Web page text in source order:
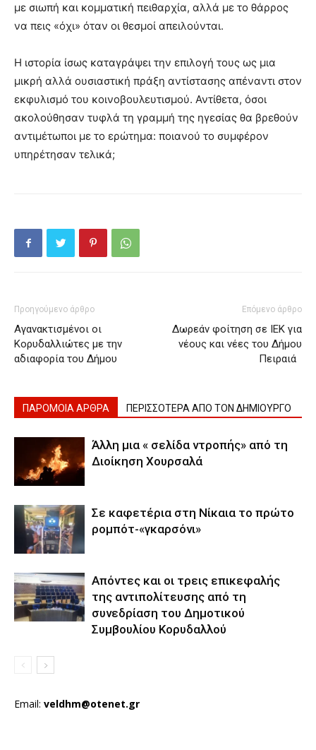
με σιωπή και κομματική πειθαρχία, αλλά με το θάρρος
να πεις «όχι» όταν οι θεσμοί απειλούνται.
Η ιστορία ίσως καταγράψει την επιλογή τους ως μια
μικρή αλλά ουσιαστική πράξη αντίστασης απέναντι στον
εκφυλισμό του κοινοβουλευτισμού. Αντίθετα, όσοι
ακολούθησαν τυφλά τη γραμμή της ηγεσίας θα βρεθούν
αντιμέτωποι με το ερώτημα: ποιανού το συμφέρον
υπηρέτησαν τελικά;
Προηγούμενο άρθρο
Αγανακτισμένοι οι
Κορυδαλλιώτες με την
αδιαφορία του Δήμου
Επόμενο άρθρο
Δωρεάν φοίτηση σε ΙΕΚ για
νέους και νέες του Δήμου
Πειραιά
ΠΑΡΟΜΟΙΑ ΑΡΘΡΑ ΠΕΡΙΣΣΟΤΕΡΑ ΑΠΟ ΤΟΝ ΔΗΜΙΟΥΡΓΟ
Άλλη μια « σελίδα ντροπής» από τη
Διοίκηση Χουρσαλά
Σε καφετέρια στη Νίκαια το πρώτο
ρομπότ-«γκαρσόνι»
Απόντες και οι τρεις επικεφαλής
της αντιπολίτευσης από τη
συνεδρίαση του Δημοτικού
Συμβουλίου Κορυδαλλού
Email: veldhm@otenet.gr